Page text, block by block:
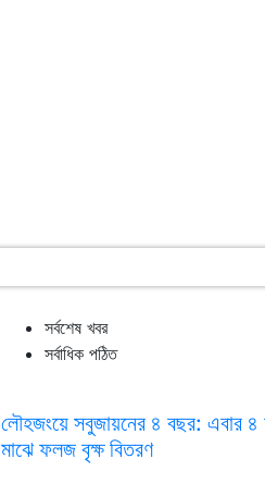
সর্বশেষ খবর
সর্বাধিক পঠিত
লৌহজংয়ে সবুজায়নের ৪ বছর: এবার ৪
মাঝে ফলজ বৃক্ষ বিতরণ